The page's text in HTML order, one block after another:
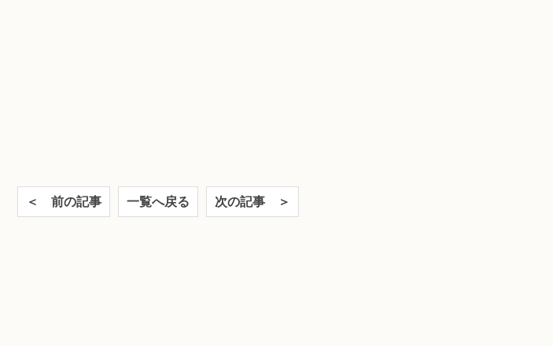
＜ 前の記事 一覧へ戻る 次の記事 ＞